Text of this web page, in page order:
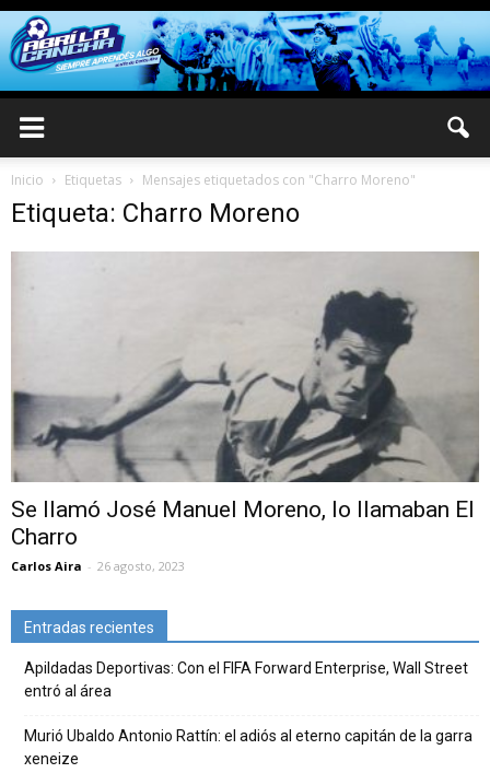
Inicio Etiquetas Mensajes etiquetados con "Charro Moreno"
Etiqueta: Charro Moreno
Se llamó José Manuel Moreno, lo llamaban El
Charro
Carlos Aira - 26 agosto, 2023
Entradas recientes
Apildadas Deportivas: Con el FIFA Forward Enterprise, Wall Street
entró al área
Murió Ubaldo Antonio Rattín: el adiós al eterno capitán de la garra
xeneize